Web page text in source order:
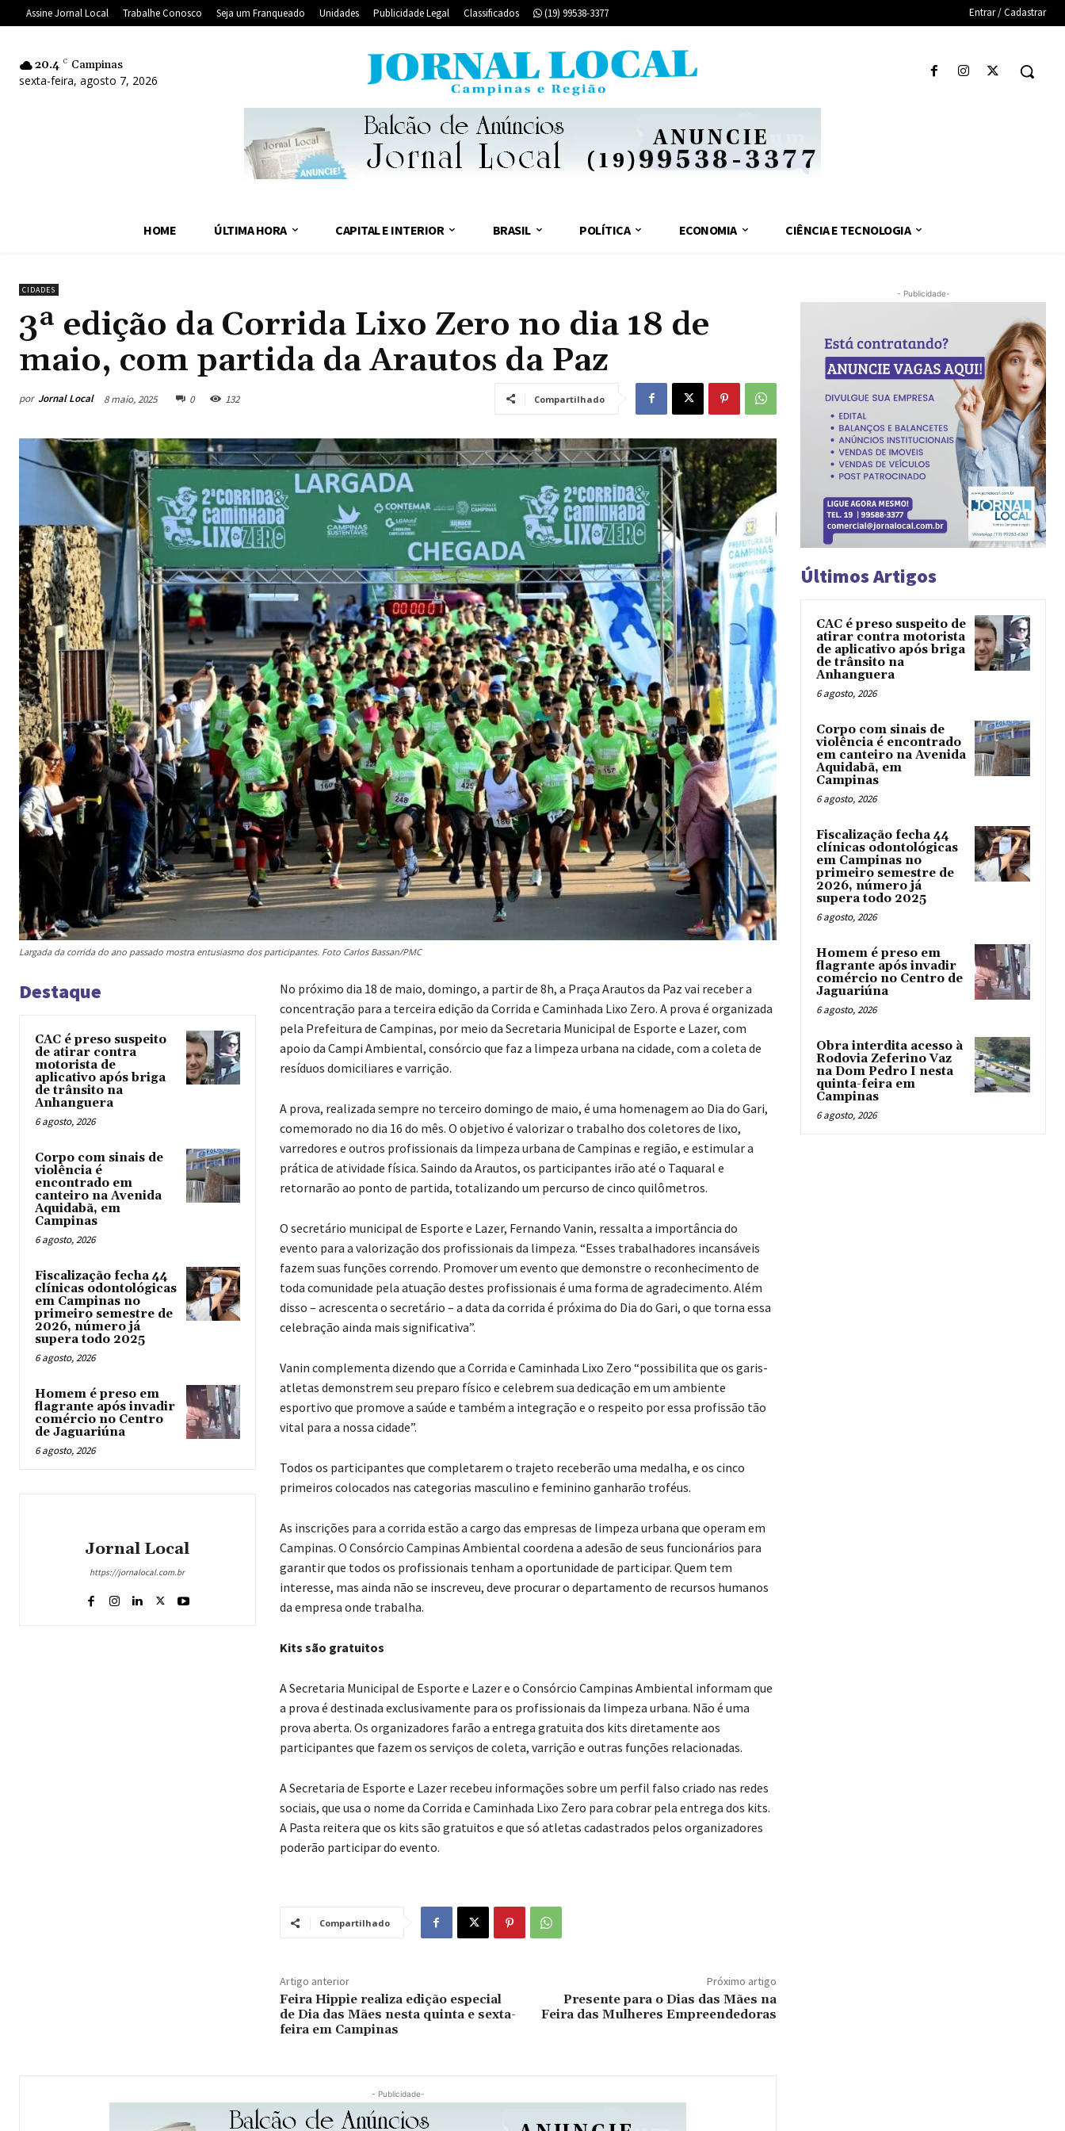
Assine Jornal Local Trabalhe Conosco Seja um Franqueado Unidades Publicidade Legal Classificados (19) 99538-3377 Entrar / Cadastrar
20.4 C Campinas
sexta-feira, agosto 7, 2026
HOME ÚLTIMA HORA CAPITAL E INTERIOR BRASIL POLÍTICA ECONOMIA CIÊNCIA E TECNOLOGIA
CIDADES
3ª edição da Corrida Lixo Zero no dia 18 de
maio, com partida da Arautos da Paz
por Jornal Local 8 maio, 2025 0 132 Compartilhado
Largada da corrida do ano passado mostra entusiasmo dos participantes. Foto Carlos Bassan/PMC
Destaque
CAC é preso suspeito
de atirar contra
motorista de
aplicativo após briga
de trânsito na
Anhanguera
6 agosto, 2026
Corpo com sinais de
violência é
encontrado em
canteiro na Avenida
Aquidabã, em
Campinas
6 agosto, 2026
Fiscalização fecha 44
clínicas odontológicas
em Campinas no
primeiro semestre de
2026, número já
supera todo 2025
6 agosto, 2026
Homem é preso em
flagrante após invadir
comércio no Centro
de Jaguariúna
6 agosto, 2026
Jornal Local
https://jornalocal.com.br
No próximo dia 18 de maio, domingo, a partir de 8h, a Praça Arautos da Paz vai receber a
concentração para a terceira edição da Corrida e Caminhada Lixo Zero. A prova é organizada
pela Prefeitura de Campinas, por meio da Secretaria Municipal de Esporte e Lazer, com
apoio da Campi Ambiental, consórcio que faz a limpeza urbana na cidade, com a coleta de
resíduos domiciliares e varrição.
A prova, realizada sempre no terceiro domingo de maio, é uma homenagem ao Dia do Gari,
comemorado no dia 16 do mês. O objetivo é valorizar o trabalho dos coletores de lixo,
varredores e outros profissionais da limpeza urbana de Campinas e região, e estimular a
prática de atividade física. Saindo da Arautos, os participantes irão até o Taquaral e
retornarão ao ponto de partida, totalizando um percurso de cinco quilômetros.
O secretário municipal de Esporte e Lazer, Fernando Vanin, ressalta a importância do
evento para a valorização dos profissionais da limpeza. “Esses trabalhadores incansáveis
fazem suas funções correndo. Promover um evento que demonstre o reconhecimento de
toda comunidade pela atuação destes profissionais é uma forma de agradecimento. Além
disso – acrescenta o secretário – a data da corrida é próxima do Dia do Gari, o que torna essa
celebração ainda mais significativa”.
Vanin complementa dizendo que a Corrida e Caminhada Lixo Zero “possibilita que os garis-
atletas demonstrem seu preparo físico e celebrem sua dedicação em um ambiente
esportivo que promove a saúde e também a integração e o respeito por essa profissão tão
vital para a nossa cidade”.
Todos os participantes que completarem o trajeto receberão uma medalha, e os cinco
primeiros colocados nas categorias masculino e feminino ganharão troféus.
As inscrições para a corrida estão a cargo das empresas de limpeza urbana que operam em
Campinas. O Consórcio Campinas Ambiental coordena a adesão de seus funcionários para
garantir que todos os profissionais tenham a oportunidade de participar. Quem tem
interesse, mas ainda não se inscreveu, deve procurar o departamento de recursos humanos
da empresa onde trabalha.
Kits são gratuitos
A Secretaria Municipal de Esporte e Lazer e o Consórcio Campinas Ambiental informam que
a prova é destinada exclusivamente para os profissionais da limpeza urbana. Não é uma
prova aberta. Os organizadores farão a entrega gratuita dos kits diretamente aos
participantes que fazem os serviços de coleta, varrição e outras funções relacionadas.
A Secretaria de Esporte e Lazer recebeu informações sobre um perfil falso criado nas redes
sociais, que usa o nome da Corrida e Caminhada Lixo Zero para cobrar pela entrega dos kits.
A Pasta reitera que os kits são gratuitos e que só atletas cadastrados pelos organizadores
poderão participar do evento.
Compartilhado
Artigo anterior
Feira Hippie realiza edição especial
de Dia das Mães nesta quinta e sexta-
feira em Campinas
Próximo artigo
Presente para o Dias das Mães na
Feira das Mulheres Empreendedoras
- Publicidade-
- Publicidade-
Últimos Artigos
CAC é preso suspeito de
atirar contra motorista
de aplicativo após briga
de trânsito na
Anhanguera
6 agosto, 2026
Corpo com sinais de
violência é encontrado
em canteiro na Avenida
Aquidabã, em
Campinas
6 agosto, 2026
Fiscalização fecha 44
clínicas odontológicas
em Campinas no
primeiro semestre de
2026, número já
supera todo 2025
6 agosto, 2026
Homem é preso em
flagrante após invadir
comércio no Centro de
Jaguariúna
6 agosto, 2026
Obra interdita acesso à
Rodovia Zeferino Vaz
na Dom Pedro I nesta
quinta-feira em
Campinas
6 agosto, 2026